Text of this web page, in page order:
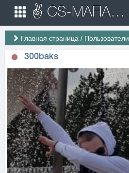
✌ CS-MAFIA.RU ✌ Игровые сервера Counter Strike 1.6
Главная страница / Пользователи
300baks